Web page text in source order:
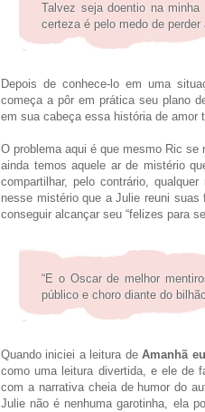
Talvez seja doentio na
certeza é pelo medo de
Depois de conhece-lo em uma
começa a pôr em prática seu plano
em sua cabeça essa história de amor
O problema aqui é que mesmo Ric
ainda temos aquele ar de mistério
compartilhar, pelo contrário,
nesse mistério que a Julie reuni
conseguir alcançar seu “felizes para
“E o Oscar de melhor
público e choro diante do
Quando iniciei a leitura deAmanhã
como uma leitura divertida, e ele de
com a narrativa cheia de humor do
Julie não é nenhuma garotinha, ela